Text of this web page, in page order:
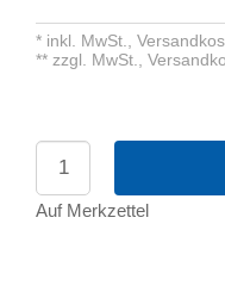
* inkl. MwSt.,
** zzgl. MwSt.,
Auf Merkzettel